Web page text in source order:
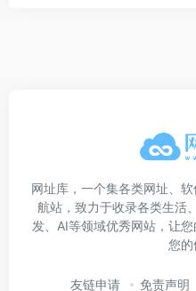
网址库，一个集各类网址、
航站，致力于收录各类生活
发、AI等领域优秀网站，让
您的
友链申请 免责声明